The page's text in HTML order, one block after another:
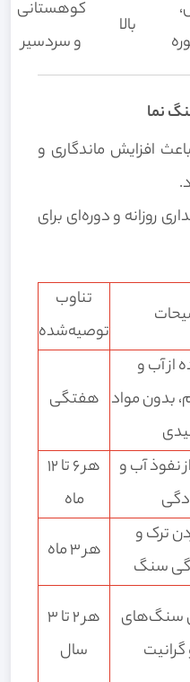
بالا
کوهستانی
و سردسیر
نما
افزایش ماندگاری و
روزانه و دوره‌ای برای
تناوب
توصیه‌شده
از آب و
بدون مواد هفتگی
نفوذ آب و
هر ۶ تا ۱۲
ماه
ترک و
سنگ
هر ۳ ماه
گرانیت
هر ۲ تا ۳
سال